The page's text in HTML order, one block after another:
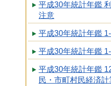
平成30年統計年鑑
注意
平成30年統計年鑑
平成30年統計年鑑
平成30年統計年鑑
民・市町村民経済計